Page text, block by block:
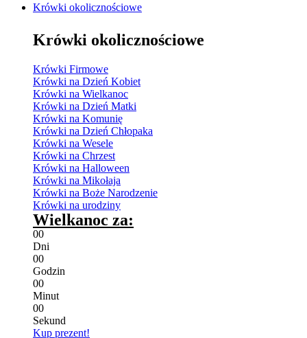
Krówki okolicznościowe
Krówki okolicznościowe
Krówki Firmowe
Krówki na Dzień Kobiet
Krówki na Wielkanoc
Krówki na Dzień Matki
Krówki na Komunię
Krówki na Dzień Chłopaka
Krówki na Wesele
Krówki na Chrzest
Krówki na Halloween
Krówki na Mikołaja
Krówki na Boże Narodzenie
Krówki na urodziny
Wielkanoc za:
00
Dni
00
Godzin
00
Minut
00
Sekund
Kup prezent!